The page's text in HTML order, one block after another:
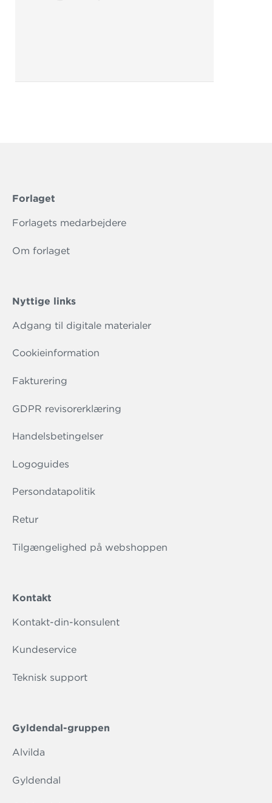
Forlaget
Forlagets medarbejdere
Om forlaget
Nyttige links
Adgang til digitale materialer
Cookieinformation
Fakturering
GDPR revisorerklæring
Handelsbetingelser
Logoguides
Persondatapolitik
Retur
Tilgængelighed på webshoppen
Kontakt
Kontakt-din-konsulent
Kundeservice
Teknisk support
Gyldendal-gruppen
Alvilda
Gyldendal